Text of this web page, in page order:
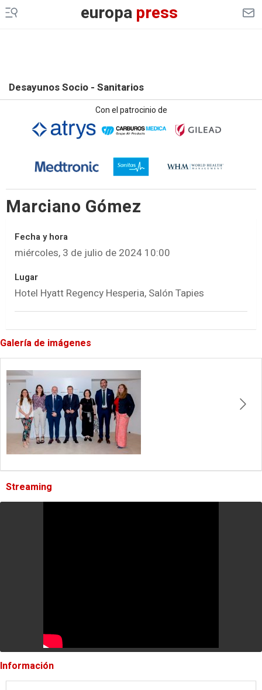
europapress
Desayunos Socio - Sanitarios
Con el patrocinio de
Marciano Gómez
Fecha y hora
miércoles, 3 de julio de 2024 10:00
Lugar
Hotel Hyatt Regency Hesperia, Salón Tapies
Galería de imágenes
Streaming
Información